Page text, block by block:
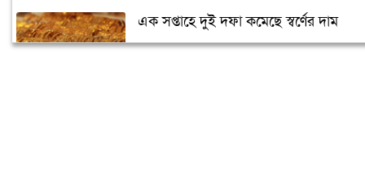
এক সপ্তাহে দুই দফা কমেছে স্বর্ণের দাম